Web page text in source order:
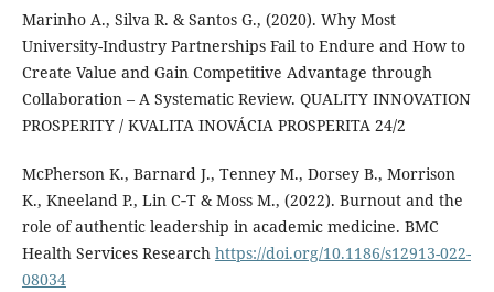
Marinho A., Silva R. & Santos G., (2020). Why Most
University-Industry Partnerships Fail to Endure and How to
Create Value and Gain Competitive Advantage through
Collaboration – A Systematic Review. QUALITY INNOVATION
PROSPERITY / KVALITA INOVÁCIA PROSPERITA 24/2
McPherson K., Barnard J., Tenney M., Dorsey B., Morrison
K., Kneeland P., Lin C‑T & Moss M., (2022). Burnout and the
role of authentic leadership in academic medicine. BMC
Health Services Research https://doi.org/10.1186/s12913-022-
08034